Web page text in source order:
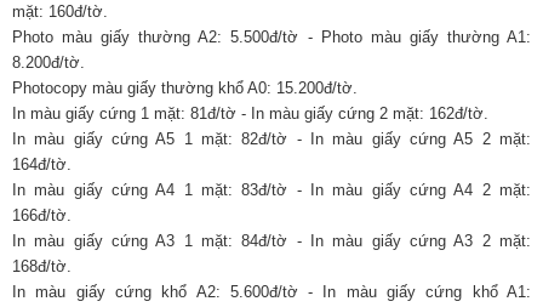
mặt: 160đ/tờ.
Photo màu giấy thường A2: 5.500đ/tờ - Photo màu giấy thường A1:
8.200đ/tờ.
Photocopy màu giấy thường khổ A0: 15.200đ/tờ.
In màu giấy cứng 1 mặt: 81đ/tờ - In màu giấy cứng 2 mặt: 162đ/tờ.
In màu giấy cứng A5 1 mặt: 82đ/tờ - In màu giấy cứng A5 2 mặt:
164đ/tờ.
In màu giấy cứng A4 1 mặt: 83đ/tờ - In màu giấy cứng A4 2 mặt:
166đ/tờ.
In màu giấy cứng A3 1 mặt: 84đ/tờ - In màu giấy cứng A3 2 mặt:
168đ/tờ.
In màu giấy cứng khổ A2: 5.600đ/tờ - In màu giấy cứng khổ A1: